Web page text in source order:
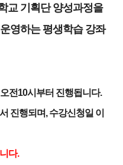
교 기획단 양성과정을
영하는 평생학습 강좌
전10시부터 진행됩니다.
진행되며, 수강신청일 이
다.